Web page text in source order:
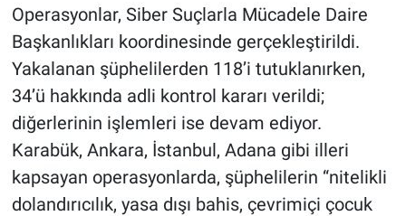
Operasyonlar, Siber Suçlarla Mücadele Daire
Başkanlıkları koordinesinde gerçekleştirildi.
Yakalanan şüphelilerden 118’i tutuklanırken,
34’ü hakkında adli kontrol kararı verildi;
diğerlerinin işlemleri ise devam ediyor.
Karabük, Ankara, İstanbul, Adana gibi illeri
kapsayan operasyonlarda, şüphelilerin “nitelikli
dolandırıcılık, yasa dışı bahis, çevrimiçi çocuk